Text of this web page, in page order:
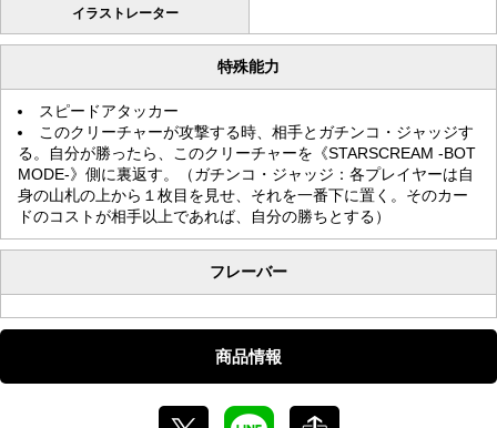
イラストレーター
特殊能力
スピードアタッカー
このクリーチャーが攻撃する時、相手とガチンコ・ジャッジす
る。自分が勝ったら、このクリーチャーを《STARSCREAM -BOT
MODE-》側に裏返す。（ガチンコ・ジャッジ：各プレイヤーは自
身の山札の上から１枚目を見せ、それを一番下に置く。そのカー
ドのコストが相手以上であれば、自分の勝ちとする）
フレーバー
商品情報